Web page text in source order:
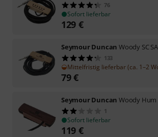
76
Sofort lieferbar
129 €
Seymour Duncan Woody SC
133
Mittelfristig lieferbar (ca. 1–2
79€
Seymour Duncan Woody Hum
1
Sofort lieferbar
119 €